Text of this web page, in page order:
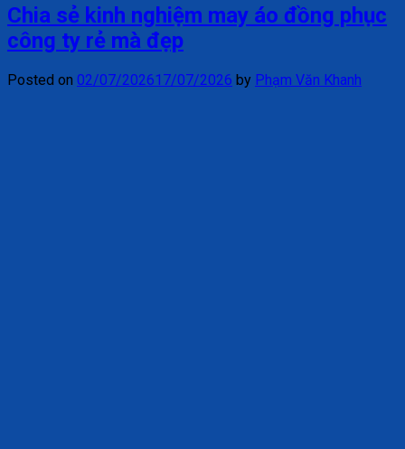
Chia sẻ kinh nghiệm may áo đồng phục
công ty rẻ mà đẹp
Posted on 02/07/202617/07/2026 by Phạm Văn Khanh